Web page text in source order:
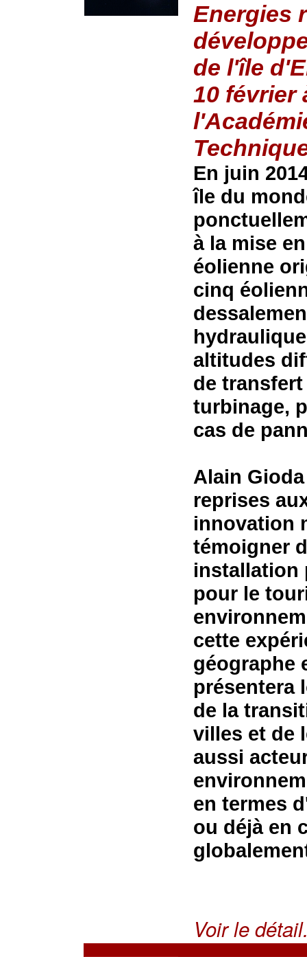
Energies
de l'île
10 février
En juin
île du
à la mise
éolienne
cinq
altitudes
de
turbinage,
cas de
Alain
reprises
innovation
témoigner
installation
pour le
cette
géographe
présentera
de la
villes et de
aussi
en termes
ou déjà en
Voir le